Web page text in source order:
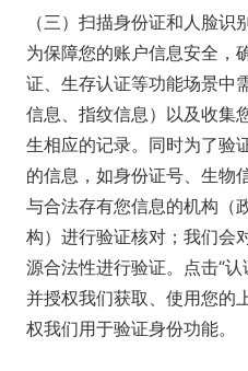
（三）扫描身份证和人脸识
为保障您的账户信息安全，
证、生存认证等功能场景中
信息、指纹信息）以及收集
生相应的记录。同时为了验
的信息，如身份证号、生物
与合法存有您信息的机构（
构）进行验证核对；我们会
源合法性进行验证。点击“
并授权我们获取、使用您的
权我们用于验证身份功能。